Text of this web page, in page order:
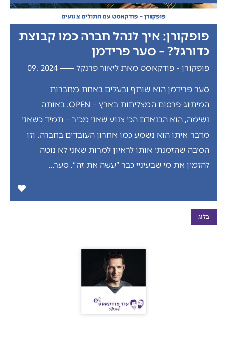
פופקורן: איך לנהל חברה כמו קבוצת
כדורגל? – סער פרידמן
פופקורן - פודקאסט מאת ליאור פרנקל 2024 .09
סער פרידמן הוא שותף ובעלים באחת מחברות
המיתוג-פרסום המצליחות בארץ – OPEN. באותה
נשימה, הוא הבנאדם הכי צנוע שאני מכיר – תמיד כשאני
מדבר איתו הוא נשמע כמו אחרון העובדים בחברה. וזו
הסיבה שהזמנתי אותו לראיון למרות שאני לא נוטה
להזמין את מי שבעיניי כבר ״עשה את זה״. סער...
בלוג